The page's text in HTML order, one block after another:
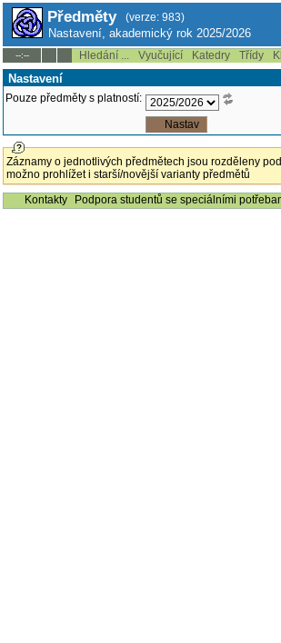
Předměty (verze: 983)
Nastavení, akademický rok 2025/2026
--:-- Hledání ... Vyučující Katedry Třídy
Nastavení
Pouze předměty s platností:
Záznamy o jednotlivých předmětech jsou rozděleny
možno prohlížet i starší/novější varianty předmětů
Kontakty
Podpora studentů se speciálními